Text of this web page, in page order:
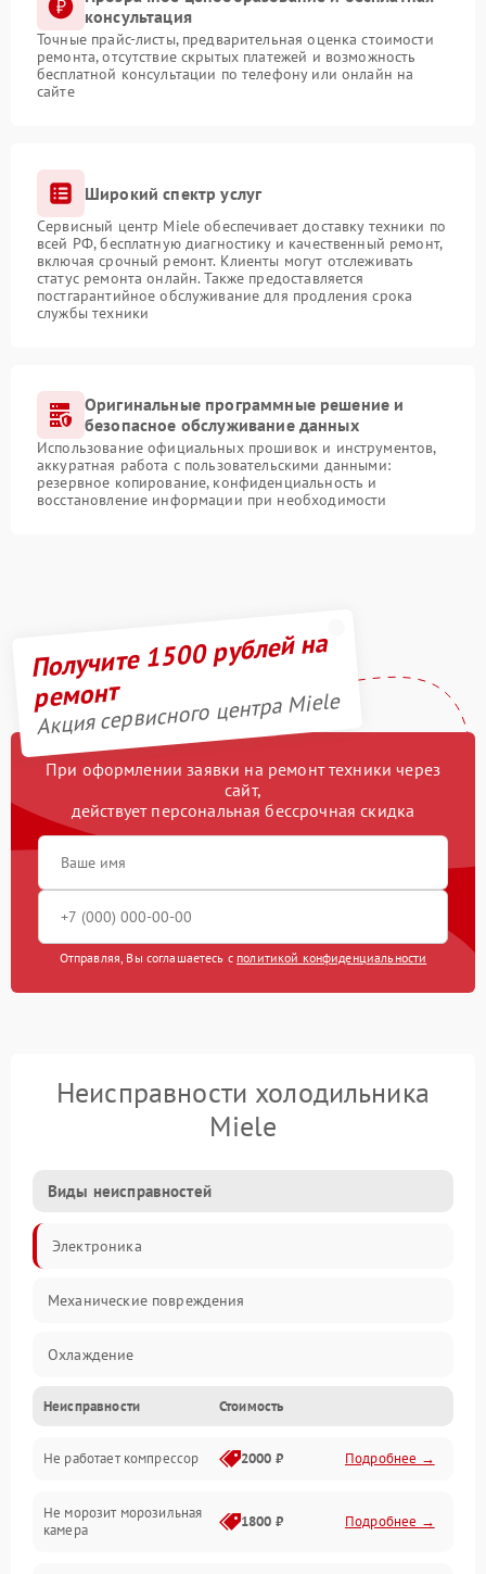
консультация
Точные прайс-листы, предварительная оценка стоимости
ремонта, отсутствие скрытых платежей и возможность
бесплатной консультации по телефону или онлайн на
сайте
Широкий спектр услуг
Сервисный центр Miele обеспечивает доставку техники по
всей РФ, бесплатную диагностику и качественный ремонт,
включая срочный ремонт. Клиенты могут отслеживать
статус ремонта онлайн. Также предоставляется
постгарантийное обслуживание для продления срока
службы техники
Оригинальные программные решение и
безопасное обслуживание данных
Использование официальных прошивок и инструментов,
аккуратная работа с пользовательскими данными:
резервное копирование, конфиденциальность и
восстановление информации при необходимости
Получите 1500 рублей на
ремонт
Акция сервисного центра Miele
При оформлении заявки на ремонт техники через
сайт,
действует персональная бессрочная скидка
Отправляя, Вы соглашаетесь с политикой конфиденциальности
Неисправности холодильника
Miele
Виды неисправностей
Электроника
Механические повреждения
Охлаждение
Механика
Электропитание
Дренаж
Неисправности Стоимость
Не работает компрессор 2000 ₽ Подробнее →
Не морозит морозильная
камера
1800 ₽ Подробнее →